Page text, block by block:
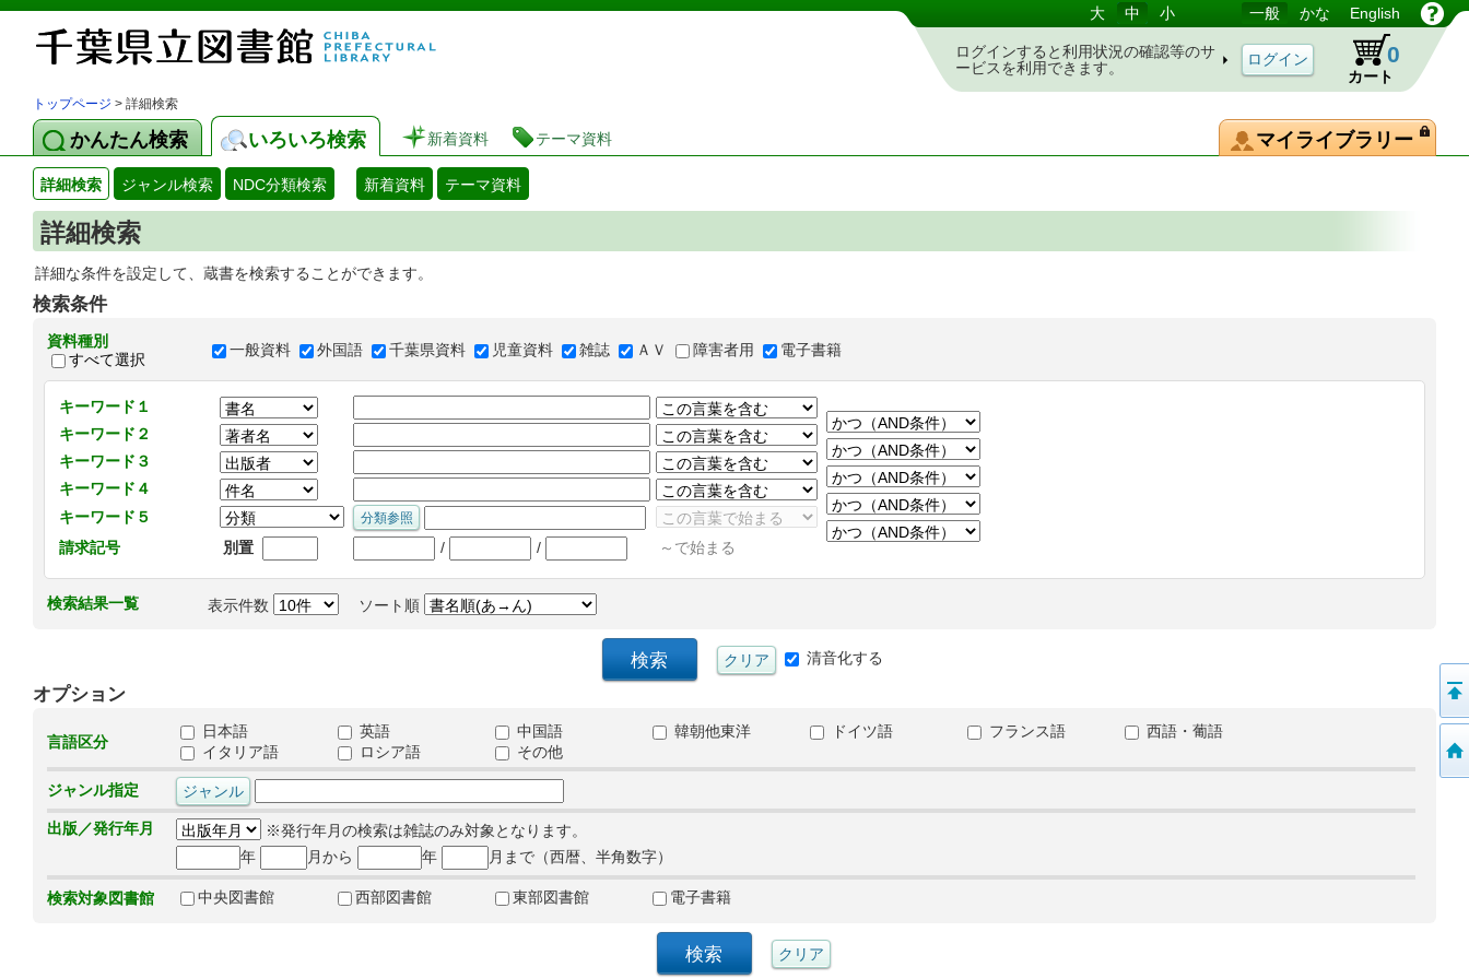
図書館 蔵書検索・予約システム 大 中 小 一般 かな English
ログインすると利用状況の確認等のサ
ービスを利用できます。
カート
0
トップページ > 詳細検索
かんたん検索 いろいろ検索 新着資料 テーマ資料 マイライブラリー
詳細検索 ジャンル検索 NDC分類検索 新着資料 テーマ資料
詳細検索
詳細な条件を設定して、蔵書を検索することができます。
検索条件
資料種別
すべて選択
一般資料 外国語 千葉県資料 児童資料 雑誌 ＡＶ 障害者用 電子書籍
キーワード１
キーワード２
キーワード３
キーワード４
キーワード５
請求記号
別置 / / ～で始まる
検索結果一覧 表示件数 ソート順
清音化する
オプション
言語区分
日本語 英語 中国語 韓朝他東洋 ドイツ語 フランス語
西語・葡語
イタリア語
ロシア語 その他
ジャンル指定
出版／発行年月
※発行年月の検索は雑誌のみ対象となります。
年
月から 年 月まで（西暦、半角数字）
検索対象図書館 中央図書館 西部図書館 東部図書館 電子書籍